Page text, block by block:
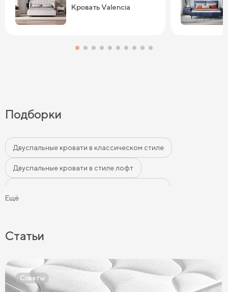
Кровать Valencia
Подборки
Двуспальные кровати в классическом стиле
Двуспальные кровати в стиле лофт
Двуспальные кровати голубого цвета
Двуспальные кровати цвета графит
Ещё
Статьи
Советы